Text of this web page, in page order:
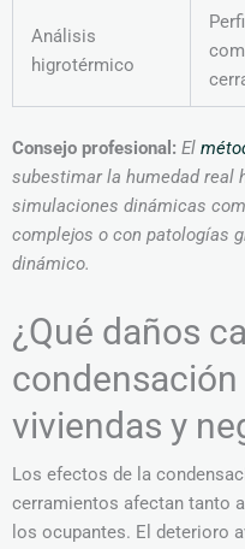
Análisis
higrotérmico
Perfil
Consejo profesional: El
subestimar la humedad real
simulaciones dinámicas
complejos o con patologías
dinámico.
¿Qué daños
viviendas y
Los efectos de la
cerramientos afectan tanto
los ocupantes. El deterioro